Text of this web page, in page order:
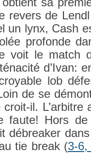
re­v­ers de
un lynx, Cash
pro­fon­de
voit le match
d’Ivan:
lob
de se
il. L’ar­bitre
Hors de
débreak­er
tie break (3-6,